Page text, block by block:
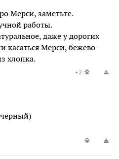
Мерси, заметьте.
работы.
даже у дорогих
касаться Мерси, бежево-
хлопка.
+2